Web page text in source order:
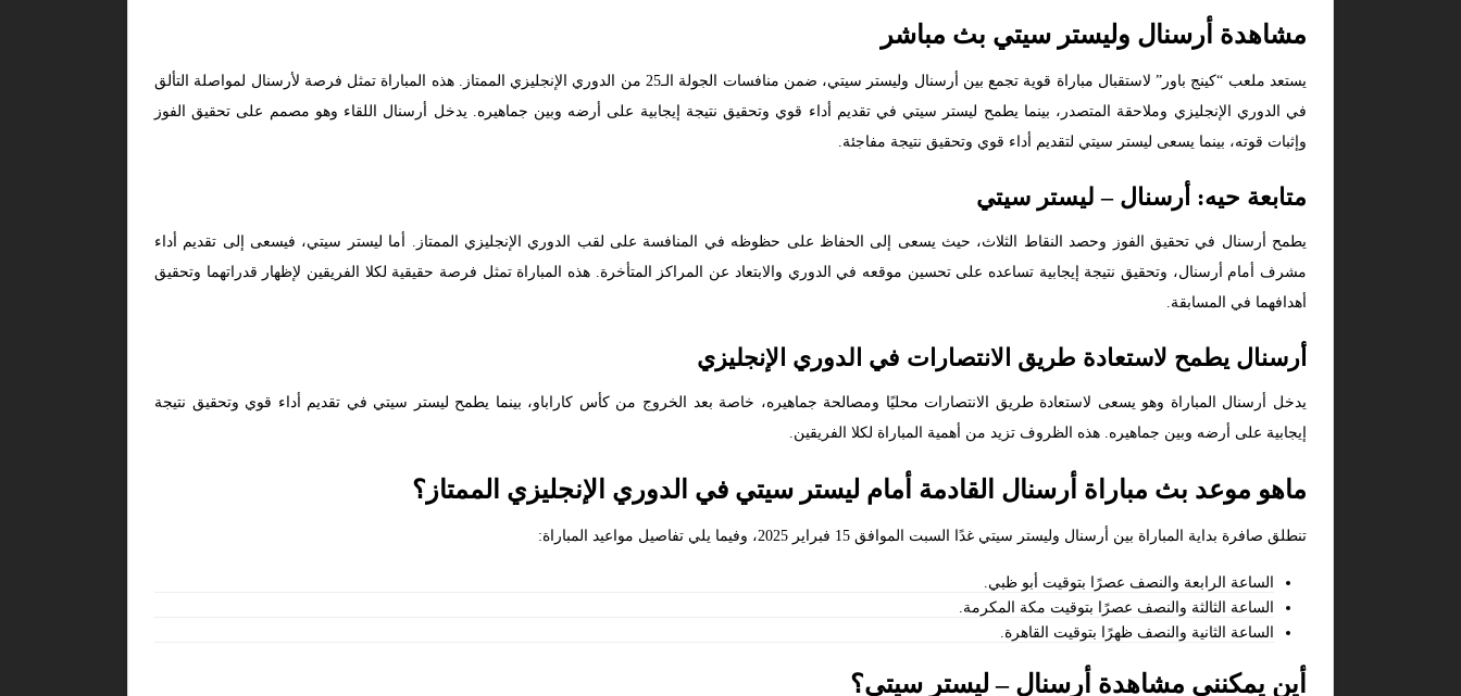
مشاهدة أرسنال وليستر سيتي بث مباشر
يستعد ملعب “كينج باور” لاستقبال مباراة قوية تجمع بين أرسنال وليستر سيتي، ضمن منافسات الجولة الـ25 من الدوري الإنجليزي الممتاز. هذه المباراة تمثل فرصة لأرسنال لمواصلة التألق
في الدوري الإنجليزي وملاحقة المتصدر، بينما يطمح ليستر سيتي في تقديم أداء قوي وتحقيق نتيجة إيجابية على أرضه وبين جماهيره. يدخل أرسنال اللقاء وهو مصمم على تحقيق الفوز
وإثبات قوته، بينما يسعى ليستر سيتي لتقديم أداء قوي وتحقيق نتيجة مفاجئة.
متابعة حيه: أرسنال – ليستر سيتي
يطمح أرسنال في تحقيق الفوز وحصد النقاط الثلاث، حيث يسعى إلى الحفاظ على حظوظه في المنافسة على لقب الدوري الإنجليزي الممتاز. أما ليستر سيتي، فيسعى إلى تقديم أداء
مشرف أمام أرسنال، وتحقيق نتيجة إيجابية تساعده على تحسين موقعه في الدوري والابتعاد عن المراكز المتأخرة. هذه المباراة تمثل فرصة حقيقية لكلا الفريقين لإظهار قدراتهما وتحقيق
أهدافهما في المسابقة.
أرسنال يطمح لاستعادة طريق الانتصارات في الدوري الإنجليزي
يدخل أرسنال المباراة وهو يسعى لاستعادة طريق الانتصارات محليًا ومصالحة جماهيره، خاصة بعد الخروج من كأس كاراباو، بينما يطمح ليستر سيتي في تقديم أداء قوي وتحقيق نتيجة
إيجابية على أرضه وبين جماهيره. هذه الظروف تزيد من أهمية المباراة لكلا الفريقين.
ماهو موعد بث مباراة أرسنال القادمة أمام ليستر سيتي في الدوري الإنجليزي الممتاز؟
تنطلق صافرة بداية المباراة بين أرسنال وليستر سيتي غدًا السبت الموافق 15 فبراير 2025، وفيما يلي تفاصيل مواعيد المباراة:
الساعة الرابعة والنصف عصرًا بتوقيت أبو ظبي.
الساعة الثالثة والنصف عصرًا بتوقيت مكة المكرمة.
الساعة الثانية والنصف ظهرًا بتوقيت القاهرة.
أين يمكنني مشاهدة أرسنال – ليستر سيتي؟